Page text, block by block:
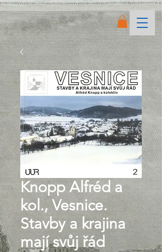
Knopp Alfréd a
kol., Vesnice.
Stavby a krajina
mají svůj řád